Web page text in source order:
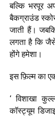
बल्कि भरपूर
बैकग्राउंड
जाती हैं।
लगता है कि
होंगे हमेशा।
इस फ़िल्म का
‘ विशाखा
कॉस्ट्यूम